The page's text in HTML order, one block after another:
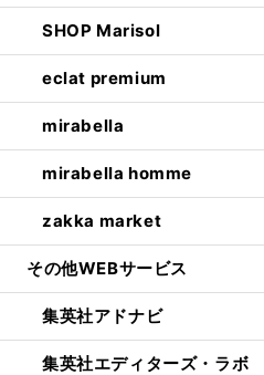
SHOP Marisol
eclat premium
mirabella
mirabella homme
zakka market
その他WEBサービス
集英社アドナビ
集英社エディターズ・ラボ